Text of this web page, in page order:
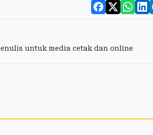
untuk media cetak dan online